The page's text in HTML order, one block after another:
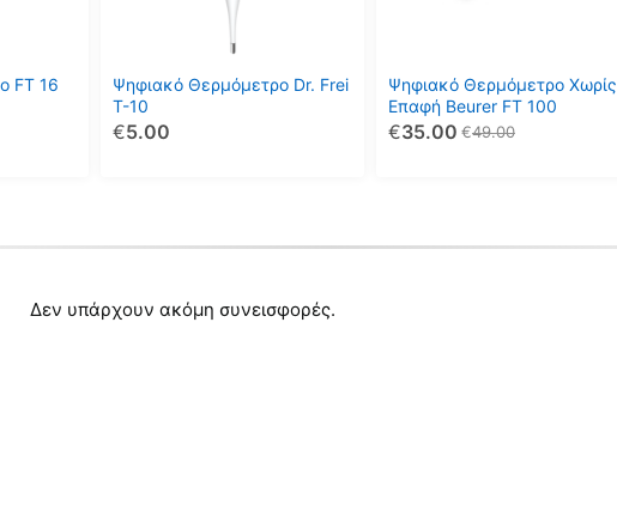
FT 16
Ψηφιακό Θερμόμετρο Dr. Frei
T-10
5.00
€
Ψηφιακό Θερμόμετρο Χωρίς
Επαφή Beurer FT 100
49.00
€
35.00
€
Δεν υπάρχουν ακόμη συνεισφορές.